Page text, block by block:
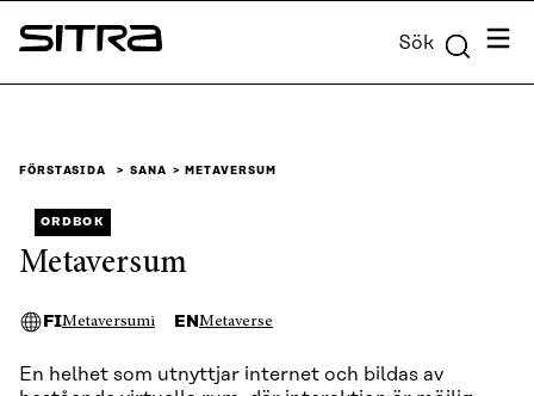
Skip to
content
Sitra Sök Meny
FÖRSTASIDA SANA METAVERSUM
ORDBOK
Metaversum
FIMetaversumi EN Metaverse
En helhet som utnyttjar internet och bildas av